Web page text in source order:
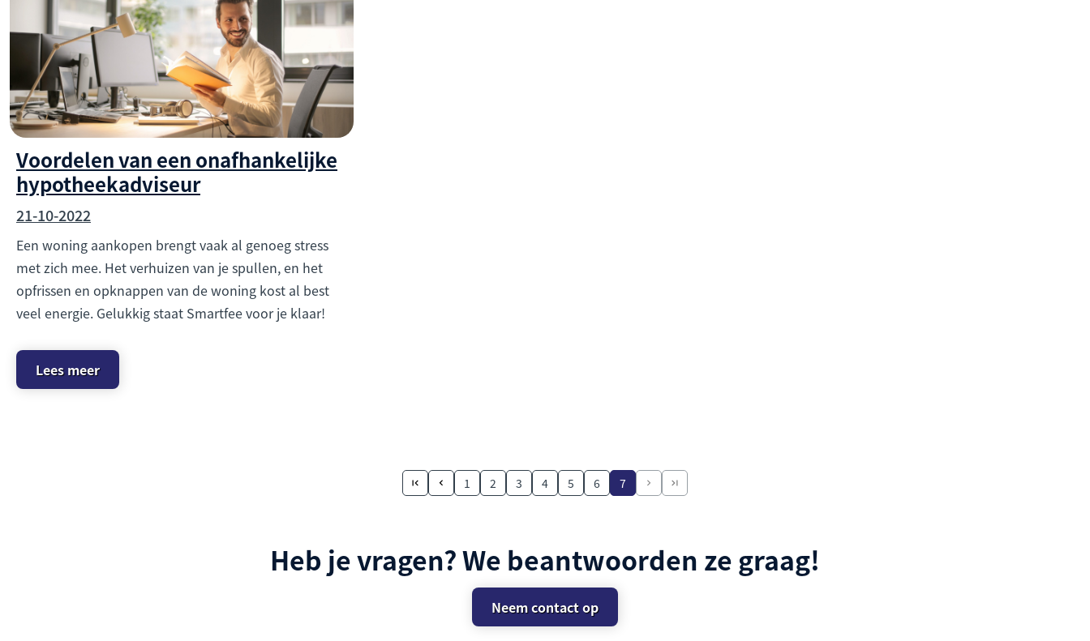
Voordelen van een onafhankelijke
hypotheekadviseur
21-10-2022
Een woning aankopen brengt vaak al genoeg stress
met zich mee. Het verhuizen van je spullen, en het
opfrissen en opknappen van de woning kost al best
veel energie. Gelukkig staat Smartfee voor je klaar!
Lees meer
1 2 3 4 5 6 7
Heb je vragen? We beantwoorden ze graag!
Neem contact op